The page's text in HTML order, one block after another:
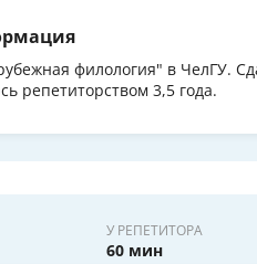
филология" в ЧелГУ.
репетиторством 3,5 года.
У РЕПЕТИТОРА
60 мин